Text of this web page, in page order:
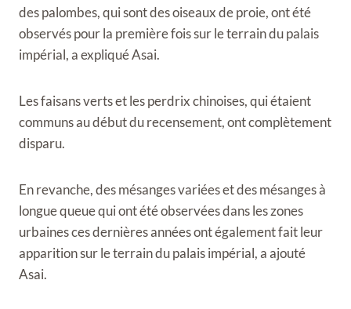
des palombes, qui sont des oiseaux de proie, ont été
observés pour la première fois sur le terrain du palais
impérial, a expliqué Asai.
Les faisans verts et les perdrix chinoises, qui étaient
communs au début du recensement, ont complètement
disparu.
En revanche, des mésanges variées et des mésanges à
longue queue qui ont été observées dans les zones
urbaines ces dernières années ont également fait leur
apparition sur le terrain du palais impérial, a ajouté
Asai.